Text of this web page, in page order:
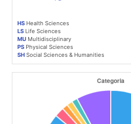
HS Health Sciences
LS Life Sciences
MU Multidisciplinary
PS Physical Sciences
SH Social Sciences & Humanities